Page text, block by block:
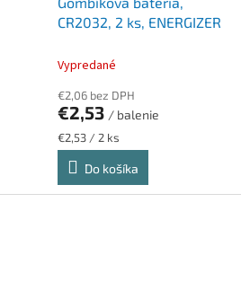
CR2032, 2 ks, ENERGIZER
Vypredané
€2,06 bez DPH
€2,53 / balenie
Jednotková
cena:
€2,53 / 2 ks
Do košíka